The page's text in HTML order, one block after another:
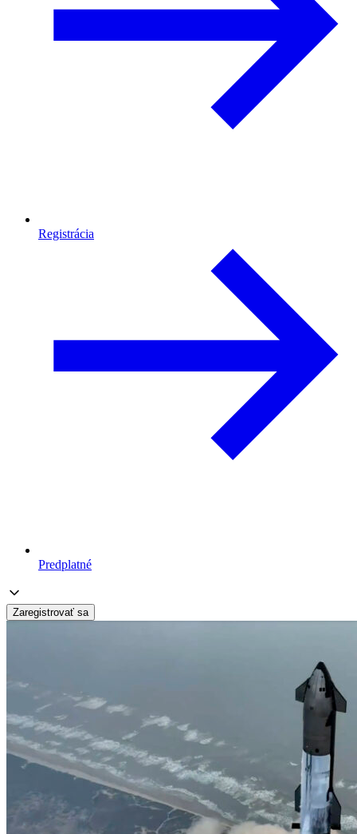
Registrácia
Predplatné
Zaregistrovať sa